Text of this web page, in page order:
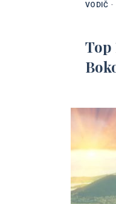
VODIČ -
Top